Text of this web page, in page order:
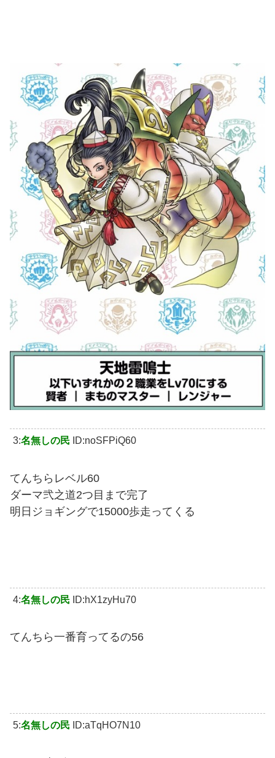
3:名無しの民 ID:noSFPiQ60
てんちらレベル60
ダーマ弐之道2つ目まで完了
明日ジョギングで15000歩走ってくる
4:名無しの民 ID:hX1zyHu70
てんちら一番育ってるの56
5:名無しの民 ID:aTqHO7N10